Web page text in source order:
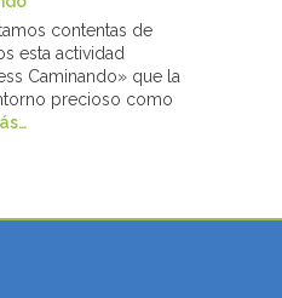
contentas de
esta actividad
Caminando» que la
precioso como